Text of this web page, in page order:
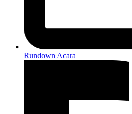
Rundown Acara